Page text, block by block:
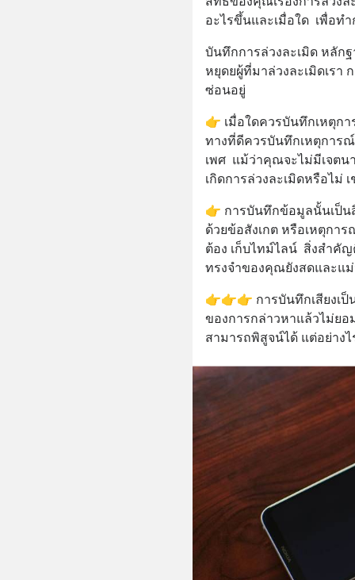
อะไรขึ้นและเมื่อใด  เพื่อท
บันทึกการล่วงละเมิด หลัก
หยุดยผู้ที่มาล่วงละเมิดเรา
ซ่อนอยู่
👉 เมื่อใดควรบันทึกเหตุก
ทางที่ดีควรบันทึกเหตุการ
เพศ  แม้ว่าคุณจะไม่มีเจต
เกิดการล่วงละเมิดหรือไม่
👉 การบันทึกข้อมูลนั้นเป็น
ด้วยข้อสังเกต หรือเหตุกา
ต้อง เก็บไทม์ไลน์  สิ่งสำ
ทรงจำของคุณยังสดและแ
👉👉👉 การบันทึกเสียงเ
ของการกล่าวหาแล้วไม่ยอ
สามารถพิสูจน์ได้ แต่อย่าง